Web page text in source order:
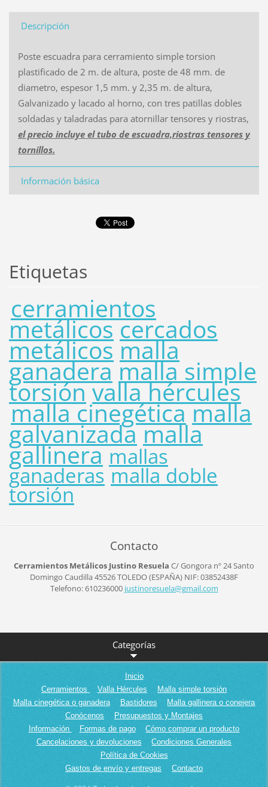
Descripción
Poste escuadra para cerramiento simple torsion
plastificado de 2 m. de altura, poste de 48 mm. de
diametro, espesor 1,5 mm. y 2,35 m. de altura,
Galvanizado y lacado al horno, con tres patillas dobles
soldadas y taladradas para atornillar tensores y riostras,
el precio incluye el tubo de escuadra,riostras tensores y
tornillos.
Información básica
Etiquetas
cerramientos
metálicoscercados
metálicosmalla
ganadera malla simple
torsiónvalla hércules
malla cinegéticamalla
galvanizadamalla
gallinera mallas
ganaderas malla doble
torsión
Contacto
Cerramientos Metálicos Justino Resuela C/ Gongora nº 24Santo
Domingo Caudilla 45526TOLEDO (ESPAÑA) NIF: 03852438F
Telefono: 610236000 justinoresuela@gmail.com
Categorías
Inicio
Cerramientos
Valla Hércules
Malla simple torsión
Malla cinegética o ganadera
Bastidores
Malla gallinera o conejera
Conócenos
Presupuestos y Montajes
Información
Formas de pago
Cómo comprar un producto
Cancelaciones y devoluciones
Condiciones Generales
Política de Cookies
Gastos de envío y entregas
Contacto